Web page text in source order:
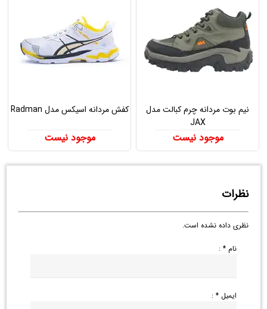
نیم بوت مردانه چرم کبالت مدل
JAX
موجود نیست
کفش مردانه اسیکس مدل Radman
موجود نیست
نظرات
نظری داده نشده است.
نام * :
ایمیل * :